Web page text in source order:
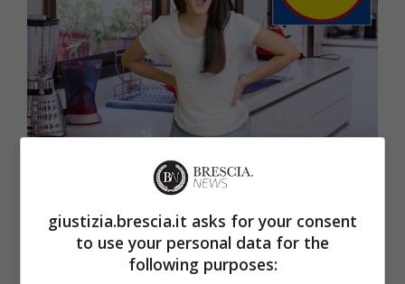
Un sogno per gli italiani, da Lidl
l’elettrodomestico più amato a meno
di 35 euro: lo vogliono tutti
27 Settembre 2025
giustizia.brescia.it asks for your consent
to use your personal data for the
following purposes: